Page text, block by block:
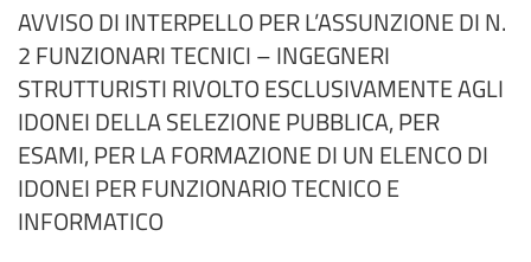
AVVISO DI INTERPELLO PER L’ASSUNZIONE DI N.
2 FUNZIONARI TECNICI – INGEGNERI
STRUTTURISTI RIVOLTO ESCLUSIVAMENTE AGLI
IDONEI DELLA SELEZIONE PUBBLICA, PER
ESAMI, PER LA FORMAZIONE DI UN ELENCO DI
IDONEI PER FUNZIONARIO TECNICO E
INFORMATICO